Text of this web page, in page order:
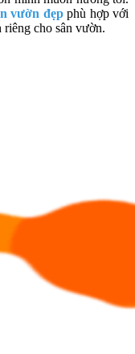
vườn đẹpphù hợp với
cho sân vườn.